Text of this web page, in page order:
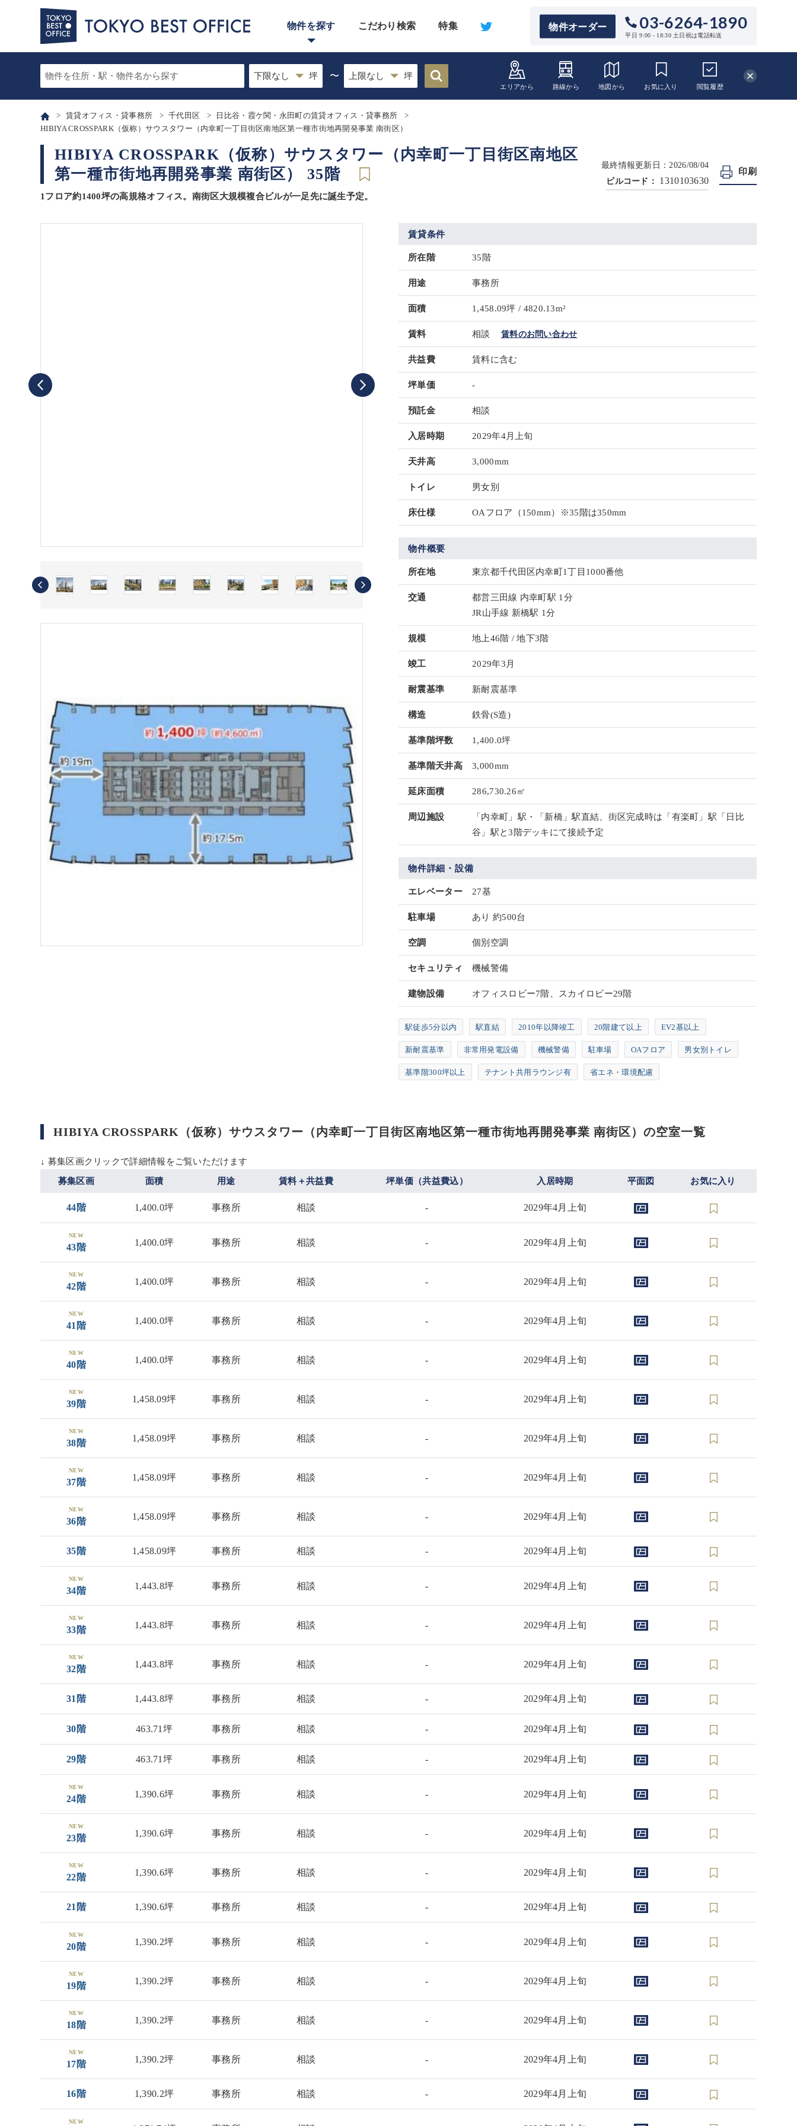
物件オーダー 03-6264-1890
平日 9:00 - 18:30 土日祝は電話転送
物件を探す こだわり検索 特集
エリアから 路線から 地図から お気に入り 閲覧履歴
〜
賃貸オフィス・貸事務所 千代田区
日比谷・霞ケ関・永田町の賃貸オフィス・貸事務所
HIBIYA CROSSPARK（仮称）サウスタワー（内幸町一丁目街区南地区第一種市街地再開発事業 南街区）
HIBIYA CROSSPARK（仮称）サウスタワー（内幸町一丁目街区南地区
第一種市街地再開発事業 南街区） 35階
1フロア約1400坪の高規格オフィス。南街区大規模複合ビルが一足先に誕生予定。
最終情報更新日：2026/08/04
ビルコード：
1310103630
印刷
賃貸条件
所在階 35階
用途 事務所
面積 1,458.09坪 / 4820.13m²
賃料 相談 賃料のお問い合わせ
共益費 賃料に含む
坪単価 -
預託金 相談
入居時期 2029年4月上旬
天井高 3,000mm
トイレ 男女別
床仕様 OAフロア（150mm）※35階は350mm
物件概要
所在地 東京都千代田区内幸町1丁目1000番他
交通
都営三田線 内幸町駅 1分
JR山手線 新橋駅 1分
規模 地上46階 / 地下3階
竣工 2029年3月
耐震基準 新耐震基準
構造 鉄骨(S造)
基準階坪数 1,400.0坪
基準階天井高 3,000mm
延床面積 286,730.26㎡
周辺施設
「内幸町」駅・「新橋」駅直結、街区完成時は「有楽町」駅「日比
谷」駅と3階デッキにて接続予定
物件詳細・設備
エレベーター 27基
駐車場 あり 約500台
空調 個別空調
セキュリティ 機械警備
建物設備 オフィスロビー7階、スカイロビー29階
駅徒歩5分以内 駅直結 2010年以降竣工 20階建て以上 EV2基以上
新耐震基準 非常用発電設備 機械警備 駐車場 OAフロア 男女別トイレ
基準階300坪以上 テナント共用ラウンジ有 省エネ・環境配慮
HIBIYA CROSSPARK（仮称）サウスタワー（内幸町一丁目街区南地区第一種市街地再開発事業 南街区）の空室一覧
↓ 募集区画クリックで詳細情報をご覧いただけます
募集区画 面積 用途 賃料＋共益費 坪単価（共益費込） 入居時期 平面図 お気に入り
44階 1,400.0坪 事務所 相談 - 2029年4月上旬
NEW
43階 1,400.0坪 事務所 相談 - 2029年4月上旬
NEW
42階 1,400.0坪 事務所 相談 - 2029年4月上旬
NEW
41階 1,400.0坪 事務所 相談 - 2029年4月上旬
NEW
40階 1,400.0坪 事務所 相談 - 2029年4月上旬
NEW
39階 1,458.09坪 事務所 相談 - 2029年4月上旬
NEW
38階 1,458.09坪 事務所 相談 - 2029年4月上旬
NEW
37階 1,458.09坪 事務所 相談 - 2029年4月上旬
NEW
36階 1,458.09坪 事務所 相談 - 2029年4月上旬
35階 1,458.09坪 事務所 相談 - 2029年4月上旬
NEW
34階 1,443.8坪 事務所 相談 - 2029年4月上旬
NEW
33階 1,443.8坪 事務所 相談 - 2029年4月上旬
NEW
32階 1,443.8坪 事務所 相談 - 2029年4月上旬
31階 1,443.8坪 事務所 相談 - 2029年4月上旬
30階 463.71坪 事務所 相談 - 2029年4月上旬
29階 463.71坪 事務所 相談 - 2029年4月上旬
NEW
24階 1,390.6坪 事務所 相談 - 2029年4月上旬
NEW
23階 1,390.6坪 事務所 相談 - 2029年4月上旬
NEW
22階 1,390.6坪 事務所 相談 - 2029年4月上旬
21階 1,390.6坪 事務所 相談 - 2029年4月上旬
NEW
20階 1,390.2坪 事務所 相談 - 2029年4月上旬
NEW
19階 1,390.2坪 事務所 相談 - 2029年4月上旬
NEW
18階 1,390.2坪 事務所 相談 - 2029年4月上旬
NEW
17階 1,390.2坪 事務所 相談 - 2029年4月上旬
16階 1,390.2坪 事務所 相談 - 2029年4月上旬
NEW